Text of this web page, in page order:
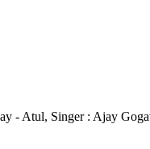
Atul, Singer : Ajay